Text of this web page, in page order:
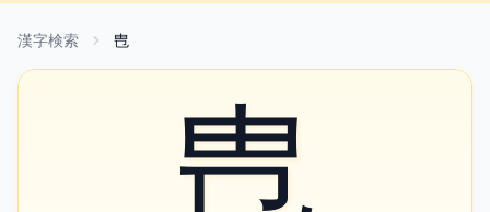
漢字検索 㕀
㕀